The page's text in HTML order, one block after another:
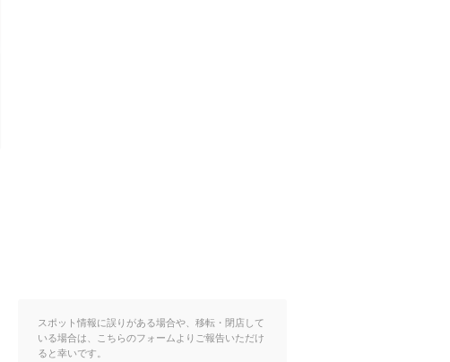
スポット情報に誤りがある場合や、移転・閉店して
いる場合は、こちらのフォームよりご報告いただけ
ると幸いです。